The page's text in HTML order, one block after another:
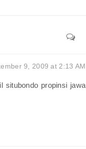
9, 2009 at 2:13 AM
propinsi jawa